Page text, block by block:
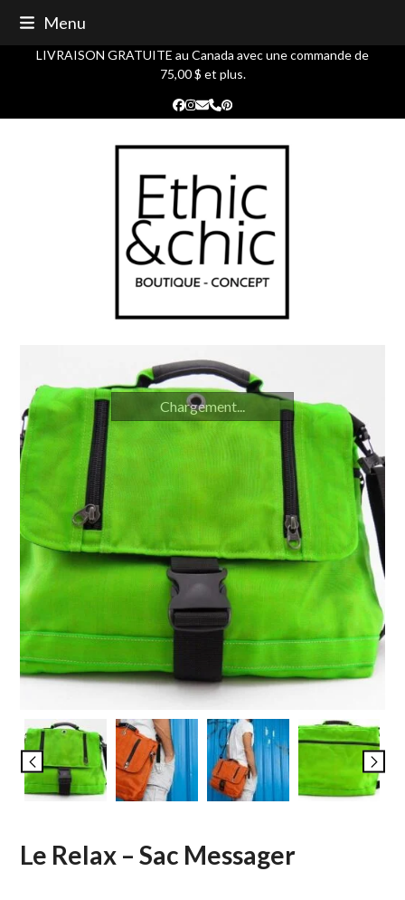
content
Menu
LIVRAISON GRATUITE au Canada avec une commande de
75,00 $ et plus.
Facebook
Instagram
Courriel
Phone
Pinterest
Chargement...
Le Relax – Sac Messager